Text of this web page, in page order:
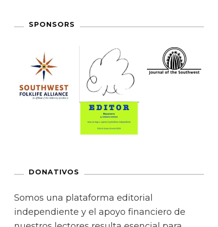
SPONSORS
DONATIVOS
Somos una plataforma editorial
independiente y el apoyo financiero de